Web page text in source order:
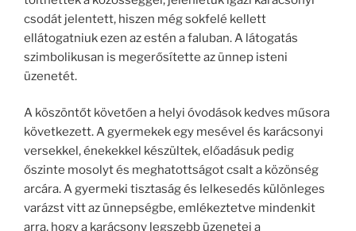
csodát jelentett, hiszen még sokfelé kellett
ellátogatniuk ezen az estén a faluban. A látogatás
szimbolikusan is megerősítette az ünnep isteni
üzenetét.
A köszöntőt követően a helyi óvodások kedves műsora
következett. A gyermekek egy mesével és karácsonyi
versekkel, énekekkel készültek, előadásuk pedig
őszinte mosolyt és meghatottságot csalt a közönség
arcára. A gyermeki tisztaság és lelkesedés különleges
varázst vitt az ünnepségbe, emlékeztetve mindenkit
arra, hogy a karácsony legszebb üzenetei a